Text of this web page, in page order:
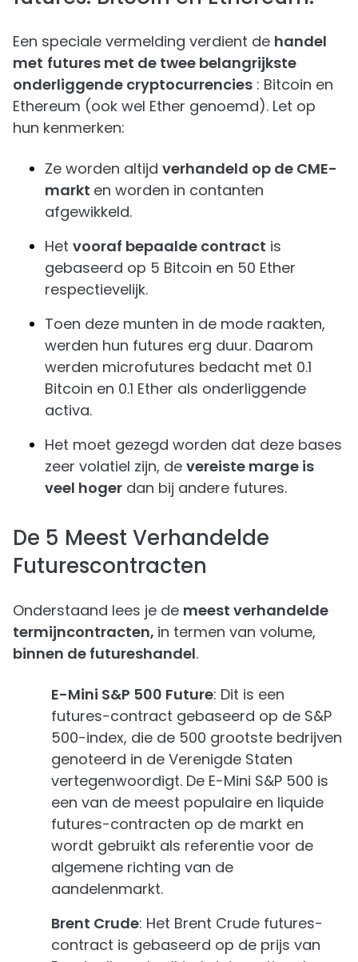
Een speciale vermelding verdient de handel
met futures met de twee belangrijkste
onderliggende cryptocurrencies : Bitcoin en
Ethereum (ook wel Ether genoemd). Let op
hun kenmerken:
Ze worden altijd verhandeld op de CME-
markt en worden in contanten
afgewikkeld.
Het vooraf bepaalde contract is
gebaseerd op 5 Bitcoin en 50 Ether
respectievelijk.
Toen deze munten in de mode raakten,
werden hun futures erg duur. Daarom
werden microfutures bedacht met 0.1
Bitcoin en 0.1 Ether als onderliggende
activa.
Het moet gezegd worden dat deze bases
zeer volatiel zijn, de vereiste marge is
veel hoger dan bij andere futures.
De 5 Meest Verhandelde
Futurescontracten
Onderstaand lees je de meest verhandelde
termijncontracten, in termen van volume,
binnen de futureshandel.
E-Mini S&P 500 Future: Dit is een
futures-contract gebaseerd op de S&P
500-index, die de 500 grootste bedrijven
genoteerd in de Verenigde Staten
vertegenwoordigt. De E-Mini S&P 500 is
een van de meest populaire en liquide
futures-contracten op de markt en
wordt gebruikt als referentie voor de
algemene richting van de
aandelenmarkt.
Brent Crude: Het Brent Crude futures-
contract is gebaseerd op de prijs van